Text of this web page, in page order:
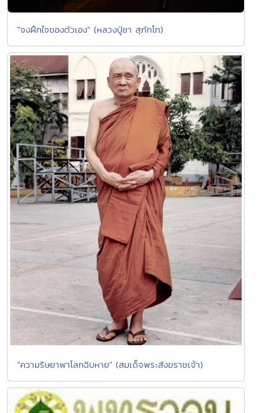
"จงฝึกใจของตัวเอง" (หลวงปู่ชา สุภัทโท)
"ความริษยาพาโลกฉิบหาย" (สมเด็จพระสังฆราชเจ้า)